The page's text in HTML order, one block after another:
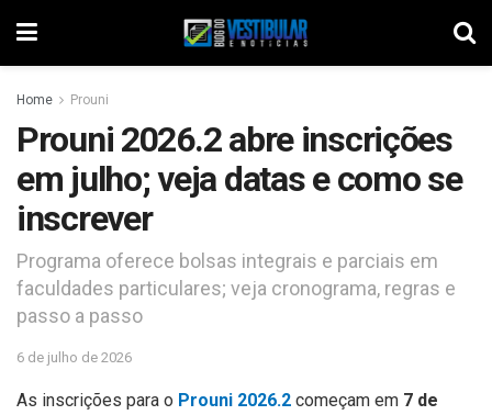
Home Prouni
Prouni 2026.2 abre inscrições
em julho; veja datas e como se
inscrever
Programa oferece bolsas integrais e parciais em
faculdades particulares; veja cronograma, regras e
passo a passo
6 de julho de 2026
As inscrições para o Prouni 2026.2 começam em 7 de